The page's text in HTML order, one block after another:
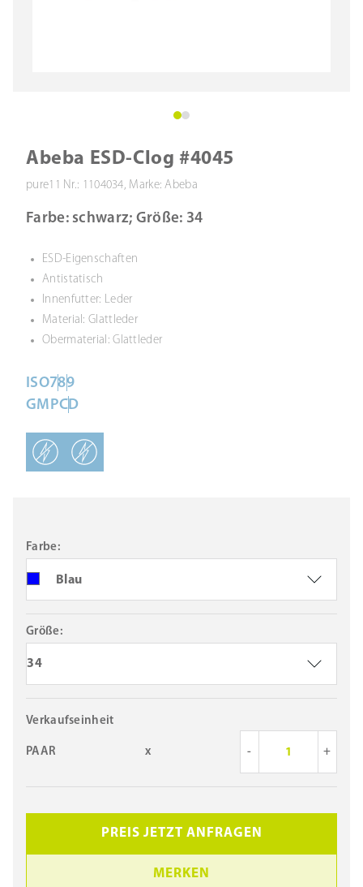
Abeba ESD-Clog #4045
pure11 Nr.: 1104034, Marke: Abeba
Farbe: schwarz; Größe: 34
ESD-Eigenschaften
Antistatisch
Innenfutter: Leder
Material: Glattleder
Obermaterial: Glattleder
ISO789
GMPCD
Blau
Farbe:
34
Größe:
Verkaufseinheit
PAAR x - +
PREIS JETZT ANFRAGEN
MERKEN